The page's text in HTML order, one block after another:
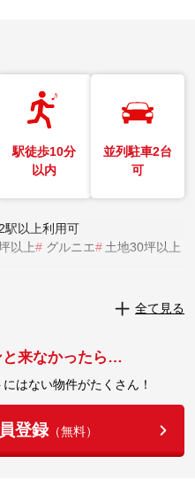
駅徒歩10分
以内
並列駐車2台
可
2駅以上利用可
以上# グルニエ# 土地30坪以上
してみませんか？
してみる
全て見る
と来なかったら…
はない物件がたくさん！
登録（無料）